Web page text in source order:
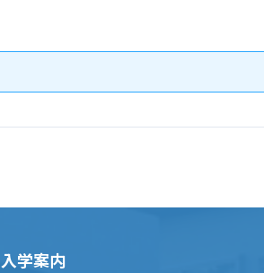
入学案内